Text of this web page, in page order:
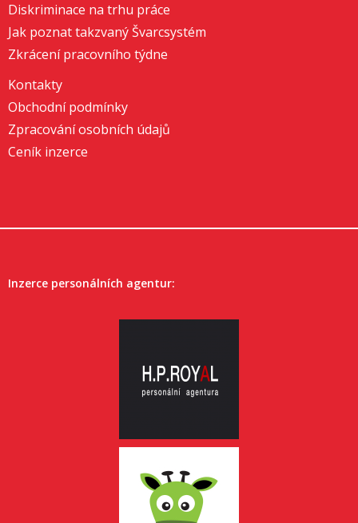
Diskriminace na trhu práce
Jak poznat takzvaný Švarcsystém
Zkrácení pracovního týdne
Kontakty
Obchodní podmínky
Zpracování osobních údajů
Ceník inzerce
Inzerce personálních agentur: